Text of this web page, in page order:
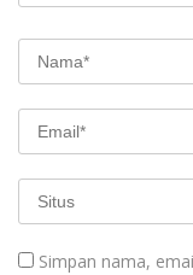
Simpan nama,